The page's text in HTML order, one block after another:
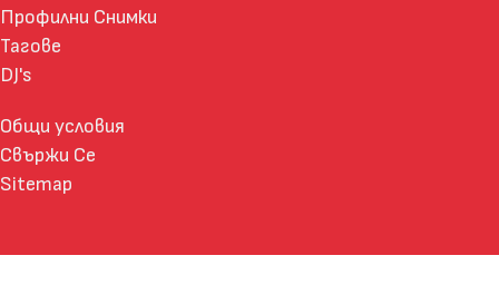
Профилни Снимки
Тагове
DJ's
Общи условия
Свържи Се
Sitemap